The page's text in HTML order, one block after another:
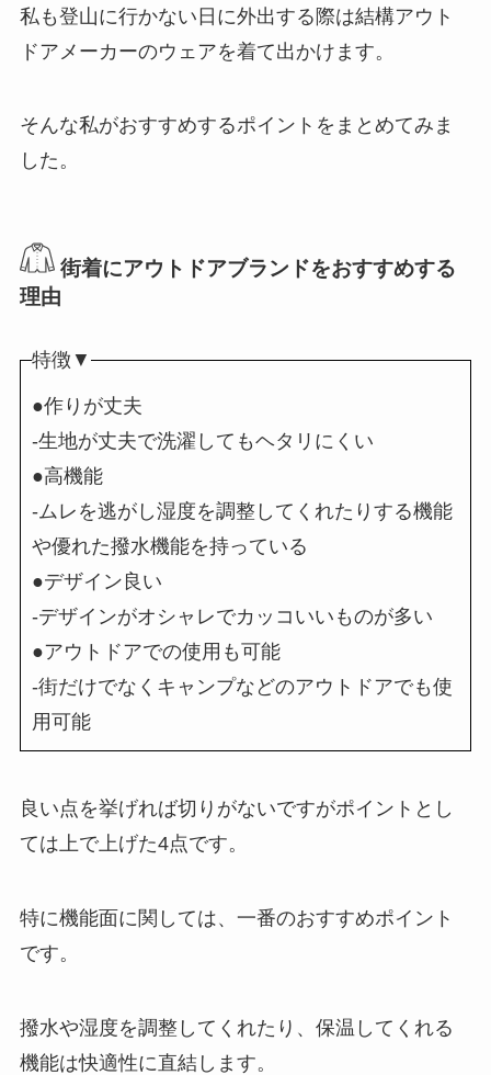
私も登山に行かない日に外出する際は結構アウト
ドアメーカーのウェアを着て出かけます。
そんな私がおすすめするポイントをまとめてみま
した。
街着にアウトドアブランドをおすすめする
理由
特徴▼
●作りが丈夫
-生地が丈夫で洗濯してもヘタリにくい
●高機能
-ムレを逃がし湿度を調整してくれたりする機能
や優れた撥水機能を持っている
●デザイン良い
-デザインがオシャレでカッコいいものが多い
●アウトドアでの使用も可能
-街だけでなくキャンプなどのアウトドアでも使
用可能
良い点を挙げれば切りがないですがポイントとし
ては上で上げた4点です。
特に機能面に関しては、一番のおすすめポイント
です。
撥水や湿度を調整してくれたり、保温してくれる
機能は快適性に直結します。